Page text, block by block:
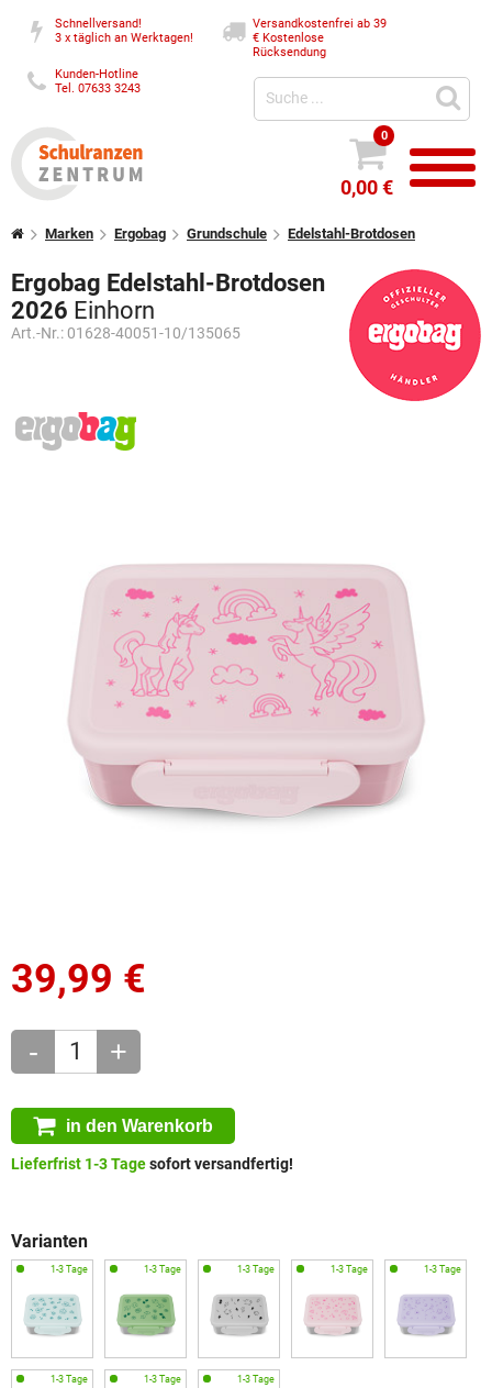
Schnellversand!
3 x täglich an Werktagen!
Versandkostenfrei ab 39
€Kostenlose
Rücksendung
Kunden-Hotline
Tel. 07633 3243
0
0,00 €
Marken Ergobag Grundschule Edelstahl-Brotdosen
Ergobag Edelstahl-Brotdosen
2026 Einhorn
Art.-Nr.: 01628-40051-10/135065
39,99 €
- +
in den Warenkorb
Lieferfrist 1-3 Tagesofort versandfertig!
Varianten